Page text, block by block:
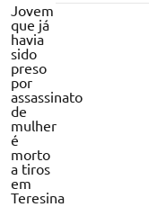
Jovem
que já
havia
sido
preso
por
assassinato
de
mulher
é
morto
a tiros
em
Teresina